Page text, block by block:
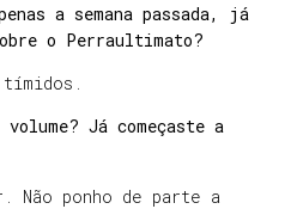
a semana passada, já
o Perraultimato?
tímidos.
Já começaste a
Não ponho de parte a